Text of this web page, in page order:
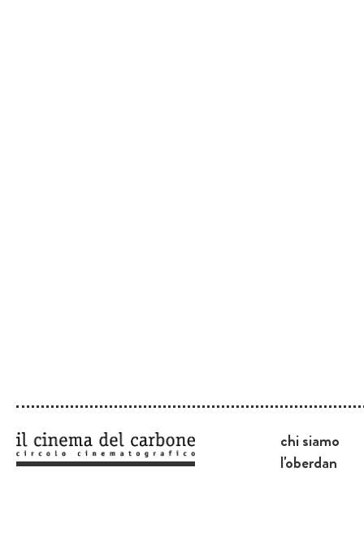
chi siamo
l'oberdan